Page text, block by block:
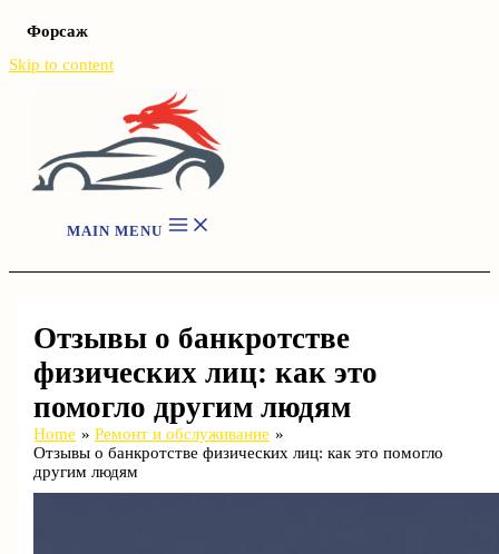
Форсаж
Skip to content
MAIN MENU
Отзывы о банкротстве
физических лиц: как это
помогло другим людям
Home
Ремонт и обслуживание
Отзывы о банкротстве физических лиц: как это помогло
другим людям